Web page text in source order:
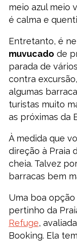
meio azul meio
é calma e
Entretanto, é
muvucado de
parada de
contra
algumas
turistas muito
as próximas da
À medida que
direção à Praia
cheia. Talvez
barracas bem
Uma boa
pertinho da
Refuge,
Booking. Ela